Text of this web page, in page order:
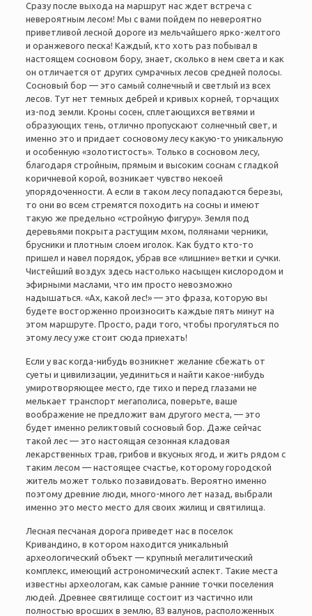
Сразу после выхода на маршрут нас ждет встреча с
невероятным лесом! Мы с вами пойдем по невероятно
приветливой лесной дороге из мельчайшего ярко-желтого
и оранжевого песка! Каждый, кто хоть раз побывал в
настоящем сосновом бору, знает, сколько в нем света и как
он отличается от других сумрачных лесов средней полосы.
Сосновый бор — это самый солнечный и светлый из всех
лесов. Тут нет темных дебрей и кривых корней, торчащих
из-под земли. Кроны сосен, сплетающихся ветвями и
образующих тень, отлично пропускают солнечный свет, и
именно это и придает сосновому лесу какую-то уникальную
и особенную «золотистость». Только в сосновом лесу,
благодаря стройным, прямым и высоким соснам с гладкой
коричневой корой, возникает чувство некоей
упорядоченности. А если в таком лесу попадаются березы,
то они во всем стремятся походить на сосны и имеют
такую же предельно «стройную фигуру». Земля под
деревьями покрыта растущим мхом, полянами черники,
брусники и плотным слоем иголок. Как будто кто-то
пришел и навел порядок, убрав все «лишние» ветки и сучки.
Чистейший воздух здесь настолько насыщен кислородом и
эфирными маслами, что им просто невозможно
надышаться. «Ах, какой лес!» — это фраза, которую вы
будете восторженно произносить каждые пять минут на
этом маршруте. Просто, ради того, чтобы прогуляться по
этому лесу уже стоит сюда приехать!
Если у вас когда-нибудь возникнет желание сбежать от
суеты и цивилизации, уединиться и найти какое-нибудь
умиротворяющее место, где тихо и перед глазами не
мелькает транспорт мегаполиса, поверьте, ваше
воображение не предложит вам другого места, — это
будет именно реликтовый сосновый бор. Даже сейчас
такой лес —это настоящая сезонная кладовая
лекарственных трав, грибов и вкусных ягод, и жить рядом с
таким лесом —настоящее счастье, которому городской
житель может только позавидовать. Вероятно именно
поэтому древние люди, много-много лет назад, выбрали
именно это место место для своих жилищ и святилища.
Лесная песчаная дорога приведет нас в поселок
Кривандино, в котором находится уникальный
археологический объект —крупный мегалитический
комплекс, имеющий астрономический аспект. Такие места
известны археологам, как самые ранние точки поселения
людей. Древнее святилище состоит из частично или
полностью вросших в землю, 83 валунов, расположенных